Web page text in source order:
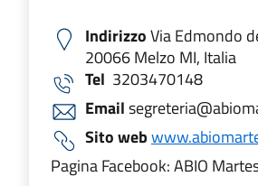
IndirizzoVia Edmondo
20066 Melzo MI, Italia
Tel 3203470148
Email
Sito web
Pagina Facebook: ABIO